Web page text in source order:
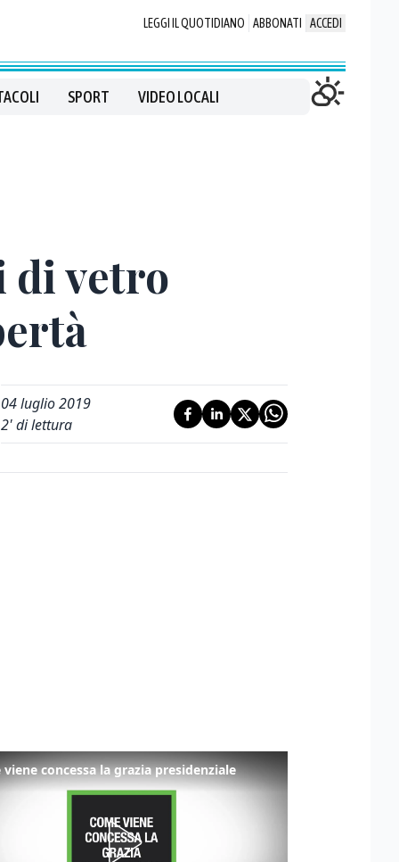
LEGGI IL QUOTIDIANO ABBONATI ACCEDI
SPORT VIDEO LOCALI
di vetro
04 luglio 2019
2' di lettura
viene concessa la grazia presidenziale